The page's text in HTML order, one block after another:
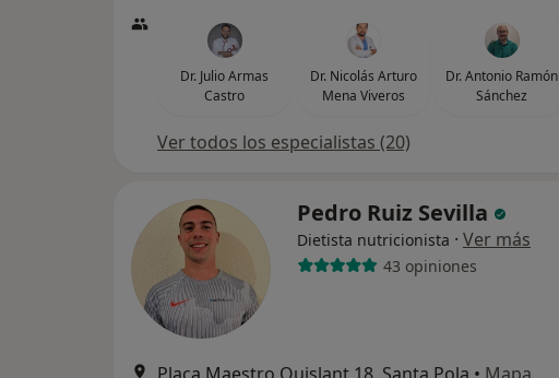
Dr. Julio Armas
Castro
Dr. Nicolás Arturo
Mena Viveros
Dr. Antonio Ramón
Sánchez
Ver todos los especialistas (20)
Pedro Ruiz Sevilla
Dietista nutricionista · Ver más
43 opiniones